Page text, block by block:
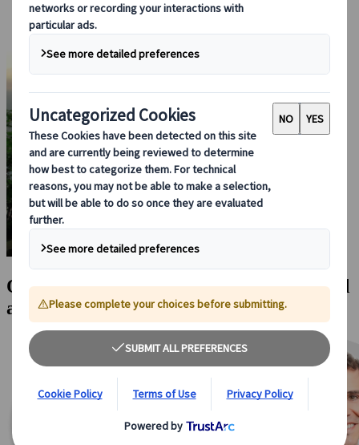
Oppdag Japan på din måte, skreddersydd
av våre eksperter